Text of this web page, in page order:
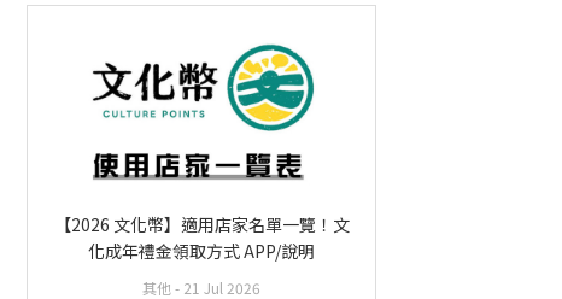
【2026 文化幣】適用店家名單一覽！文
化成年禮金領取方式 APP/說明
其他 - 21 Jul 2026